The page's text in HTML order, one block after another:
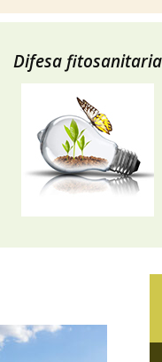
Difesa fitosanitaria